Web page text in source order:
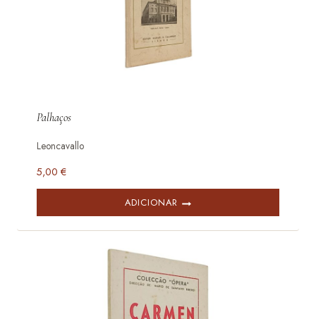
Palhaços
Leoncavallo
5,00 €
ADICIONAR